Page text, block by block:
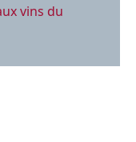
vins du